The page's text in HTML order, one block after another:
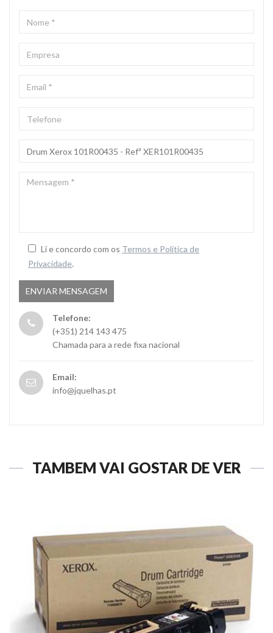
Li e concordo com os Termos e Politica de
Privacidade.
Telefone:
(+351) 214 143 475
Chamada para a rede fixa nacional
Email:
info@jquelhas.pt
TAMBÉM VAI GOSTAR DE VER